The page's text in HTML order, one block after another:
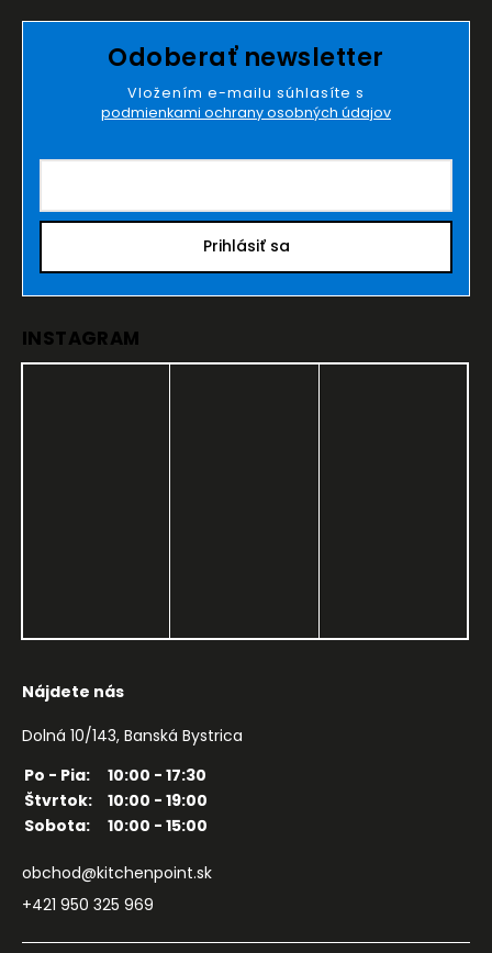
Odoberať newsletter
Vložením e-mailu súhlasíte s
podmienkami ochrany osobných údajov
Prihlásiť sa
INSTAGRAM
Nájdete nás
Dolná 10/143, Banská Bystrica
Po - Pia:
10:00 - 17:30
Štvrtok:
10:00 - 19:00
Sobota:
10:00 - 15:00
obchod@kitchenpoint.sk
+421 950 325 969